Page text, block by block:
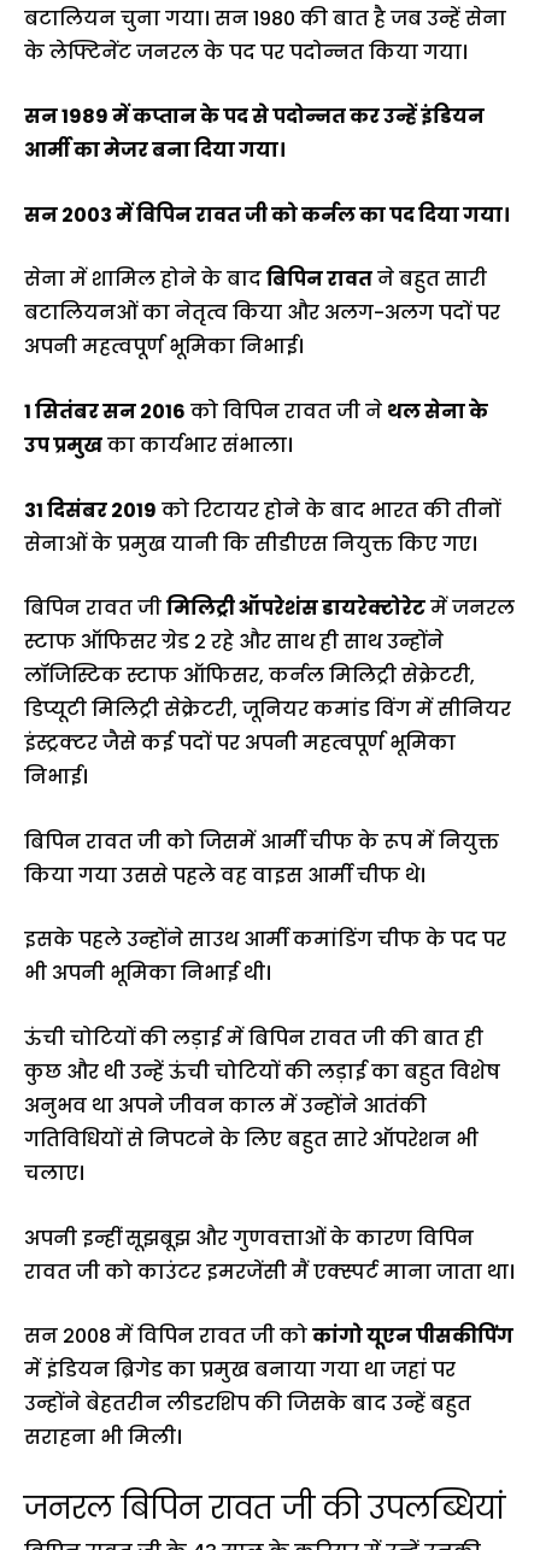
बटालियन चुना गया। सन 1980 की बात है जब उन्हें सेना
के लेफ्टिनेंट जनरल के पद पर पदोन्नत किया गया।
सन 1989 में कप्तान के पद से पदोन्नत कर उन्हें इंडियन
आर्मी का मेजर बना दिया गया।
सन 2003 में विपिन रावत जी को कर्नल का पद दिया गया।
सेना में शामिल होने के बादबिपिन रावतने बहुत सारी
बटालियनओं का नेतृत्व किया और अलग-अलग पदों पर
अपनी महत्वपूर्ण भूमिका निभाई।
1 सितंबर सन 2016 को विपिन रावत जी ने थल सेना के
उप प्रमुखका कार्यभार संभाला।
31 दिसंबर 2019 को रिटायर होने के बाद भारत की तीनों
सेनाओं के प्रमुख यानी कि सीडीएस नियुक्त किए गए।
बिपिन रावत जीमिलिट्री ऑपरेशंस डायरेक्टोरेटमें जनरल
स्टाफ ऑफिसर ग्रेड 2 रहे और साथ ही साथ उन्होंने
लॉजिस्टिक स्टाफ ऑफिसर, कर्नल मिलिट्री सेक्रेटरी,
डिप्यूटी मिलिट्री सेक्रेटरी, जूनियर कमांड विंग में सीनियर
इंस्ट्रक्टर जैसे कई पदों पर अपनी महत्वपूर्ण भूमिका
निभाई।
बिपिन रावत जी को जिसमें आर्मी चीफ के रूप में नियुक्त
किया गया उससे पहले वह वाइस आर्मी चीफ थे।
इसके पहले उन्होंने साउथ आर्मी कमांडिंग चीफ के पद पर
भी अपनी भूमिका निभाई थी।
ऊंची चोटियों की लड़ाई में बिपिन रावत जी की बात ही
कुछ और थी उन्हें ऊंची चोटियों की लड़ाई का बहुत विशेष
अनुभव था अपने जीवन काल में उन्होंने आतंकी
गतिविधियों से निपटने के लिए बहुत सारे ऑपरेशन भी
चलाए।
अपनी इन्हीं सूझबूझ और गुणवत्ताओं के कारण विपिन
रावत जी को काउंटर इमरजेंसी मैं एक्स्पर्ट माना जाता था।
सन 2008 में विपिन रावत जी कोकांगो यूएन पीसकीपिंग
में इंडियन ब्रिगेड का प्रमुख बनाया गया था जहां पर
उन्होंने बेहतरीन लीडरशिप की जिसके बाद उन्हें बहुत
सराहना भी मिली।
जनरल बिपिन रावत जी की उपलब्धियां